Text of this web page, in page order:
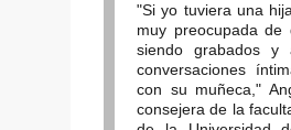
"Si yo tuviera una
muy preocupada de
siendo grabados y
conversaciones
con su muñeca,"
consejera de la